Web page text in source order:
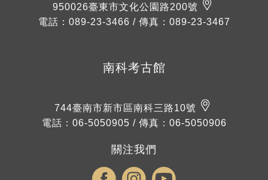
950026臺東市文化公園路200號
電話： 089-23-3466 / 傳真：089-23-3467
南科考古館
744臺南市新市區南科三路10號
電話： 06-5050905 / 傳真：06-5050906
關注我們